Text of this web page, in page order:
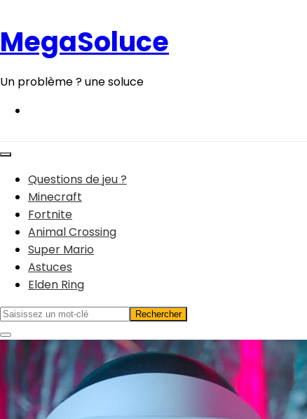
contenu
MegaSoluce
Un problème ? une soluce
Questions de jeu ?
Minecraft
Fortnite
Animal Crossing
Super Mario
Astuces
Elden Ring